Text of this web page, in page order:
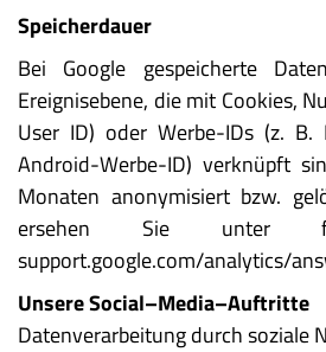
Speicherdauer
Bei Google gespeicherte
Ereignisebene, die mit Cookies,
User ID) oder Werbe-IDs (z. B.
Android-Werbe-ID) verknüpft
Monaten anonymisiert bzw.
ersehen Sie unter
support.google.com/analytics/
Unsere Social–Media–Auftritte
Datenverarbeitung durch soziale